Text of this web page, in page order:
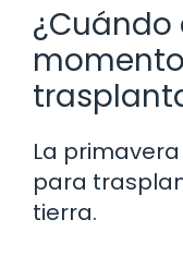
¿Cuándo
La
para
tierra.